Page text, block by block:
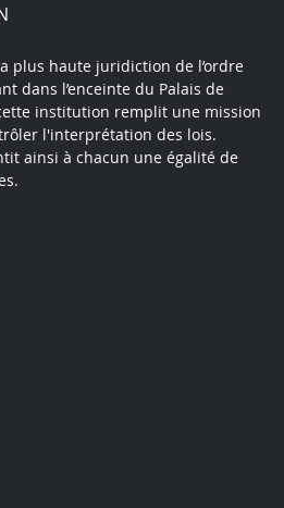
plus haute juridiction de l’ordre
dans l’enceinte du Palais de
institution remplit une mission
l'interprétation des lois.
ainsi à chacun une égalité de